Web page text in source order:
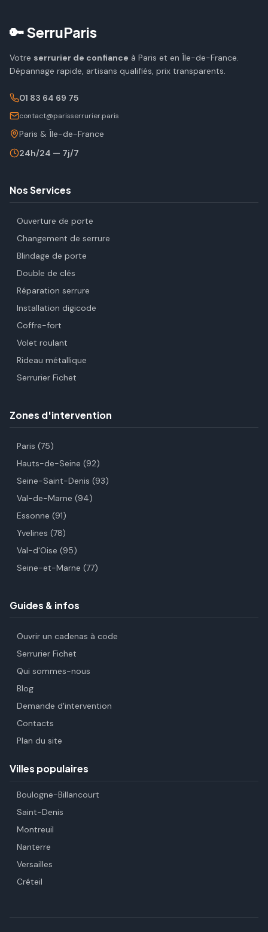
🔑 SerruParis
Votre serrurier de confiance à Paris et en Île-de-France.
Dépannage rapide, artisans qualifiés, prix transparents.
01 83 64 69 75
contact@parisserrurier.paris
Paris & Île-de-France
24h/24 — 7j/7
Nos Services
Ouverture de porte
Changement de serrure
Blindage de porte
Double de clés
Réparation serrure
Installation digicode
Coffre-fort
Volet roulant
Rideau métallique
Serrurier Fichet
Zones d'intervention
Paris (75)
Hauts-de-Seine (92)
Seine-Saint-Denis (93)
Val-de-Marne (94)
Essonne (91)
Yvelines (78)
Val-d'Oise (95)
Seine-et-Marne (77)
Guides & infos
Ouvrir un cadenas à code
Serrurier Fichet
Qui sommes-nous
Blog
Demande d'intervention
Contacts
Plan du site
Villes populaires
Boulogne-Billancourt
Saint-Denis
Montreuil
Nanterre
Versailles
Créteil